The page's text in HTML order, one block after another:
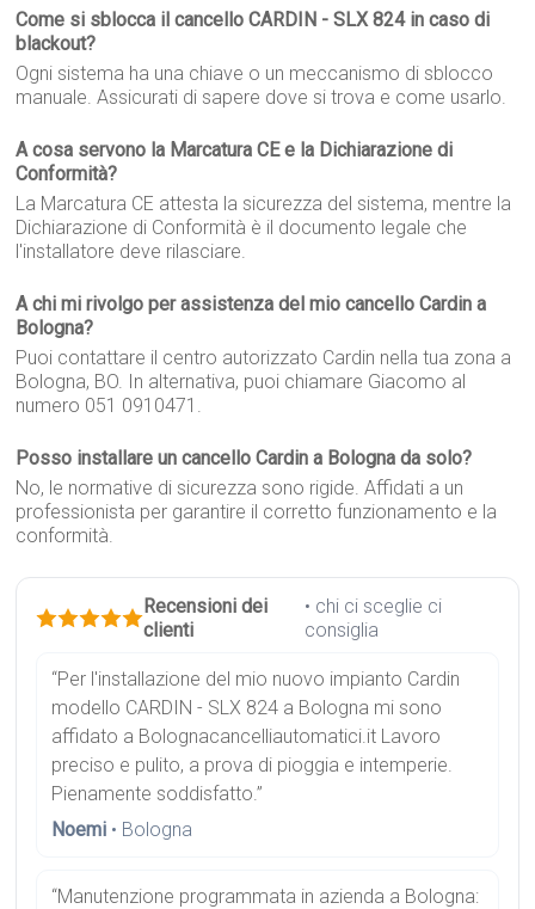
Come si sblocca il cancello CARDIN - SLX 824 in caso di
blackout?
Ogni sistema ha una chiave o un meccanismo di sblocco
manuale. Assicurati di sapere dove si trova e come usarlo.
A cosa servono la Marcatura CE e la Dichiarazione di
Conformità?
La Marcatura CE attesta la sicurezza del sistema, mentre la
Dichiarazione di Conformità è il documento legale che
l'installatore deve rilasciare.
A chi mi rivolgo per assistenza del mio cancello Cardin a
Bologna?
Puoi contattare il centro autorizzato Cardin nella tua zona a
Bologna, BO. In alternativa, puoi chiamare Giacomo al
numero 051 0910471.
Posso installare un cancello Cardin a Bologna da solo?
No, le normative di sicurezza sono rigide. Affidati a un
professionista per garantire il corretto funzionamento e la
conformità.
Recensioni dei
clienti
• chi ci sceglie ci
consiglia
“Per l'installazione del mio nuovo impianto Cardin
modello CARDIN - SLX 824 a Bologna mi sono
affidato a Bolognacancelliautomatici.it Lavoro
preciso e pulito, a prova di pioggia e intemperie.
Pienamente soddisfatto.”
Noemi • Bologna
“Manutenzione programmata in azienda a Bologna: